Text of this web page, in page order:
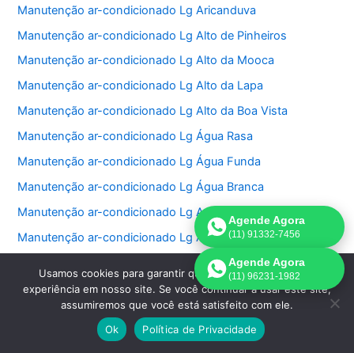
Manutenção ar-condicionado Lg Aricanduva
Manutenção ar-condicionado Lg Alto de Pinheiros
Manutenção ar-condicionado Lg Alto da Mooca
Manutenção ar-condicionado Lg Alto da Lapa
Manutenção ar-condicionado Lg Alto da Boa Vista
Manutenção ar-condicionado Lg Água Rasa
Manutenção ar-condicionado Lg Água Funda
Manutenção ar-condicionado Lg Água Branca
Manutenção ar-condicionado Lg Aeroporto
Manutenção ar-condicionado Lg Aclimação
Manutenção ar-condicionado Lg Jardim São Luiz
Manutenção ar-condicionado Lg Jardim São Paulo
Manutenção ar-condicionado Lg Jardins
Manutenção ar-condicionado Lg Jockey Club
Agende Agora
(11) 91332-7456
Agende Agora
(11) 96231-1982
Usamos cookies para garantir que oferecemos a melhor
experiência em nosso site. Se você continuar a usar este site,
assumiremos que você está satisfeito com ele.
Ok
Política de Privacidade